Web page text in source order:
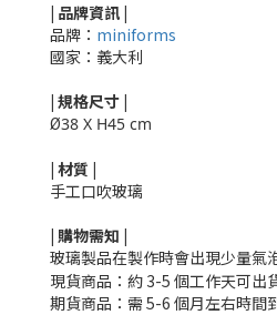
| 品牌資訊 |
品牌： miniforms
國家：義大利
| 規格尺寸 |
Ø38 X H45 cm
| 材質 |
手工口吹玻璃
| 購物需知 |
玻璃製品在製作時會出現少量氣
現貨商品：約 3-5 個工作天可出
期貨商品：需 5-6 個月左右時間